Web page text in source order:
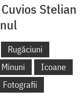
Stelian
Rugăciuni
Minuni
Icoane
Fotografii